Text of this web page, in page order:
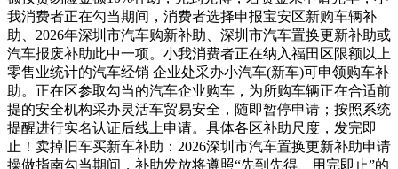
我消费者正在勾当期间，消费者选择申报宝安区新购车辆补
助、2026年深圳市汽车购新补助、深圳市汽车置换更新补助或
汽车报废补助此中一项。小我消费者正在纳入福田区限额以上
零售业统计的汽车经销 企业处采办小汽车(新车)可申领购车补
助。正在区参取勾当的汽车企业购车，为所购车辆正在合适前
提的安全机构采办灵活车贸易安全，随即暂停申请；按照系统
提醒进行实名认证后线上申请。具体各区补助尺度，发完即
止！卖掉旧车买新车补助：2026深圳市汽车置换更新补助申请
操做指南勾当期间，补助发放将遵照“先到先得、用完即止”的